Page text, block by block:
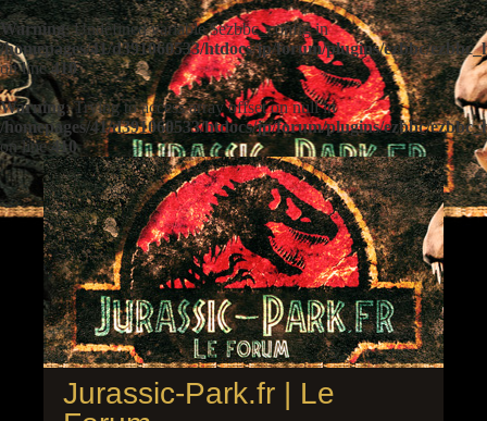
Warning: Undefined variable $ezbbc_config in
/homepages/41/d391060533/htdocs/jp/forum/plugins/ezbbc/
on line410
Warning: Trying to access array offset on null in
/homepages/41/d391060533/htdocs/jp/forum/plugins/ezbbc/
on line410
Jurassic-Park.fr | Le